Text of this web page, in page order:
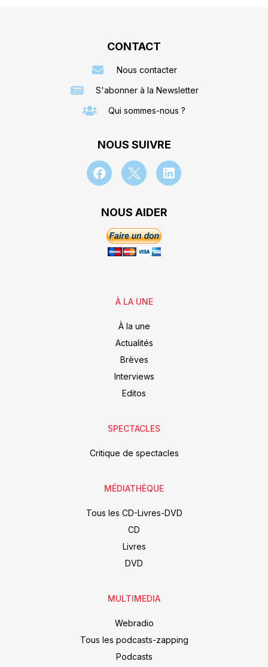
CONTACT
Nous contacter
S'abonner à la Newsletter
Qui sommes-nous ?
NOUS SUIVRE
NOUS AIDER
À LA UNE
À la une
Actualités
Brèves
Interviews
Editos
SPECTACLES
Critique de spectacles
MÉDIATHÈQUE
Tous les CD-Livres-DVD
CD
Livres
DVD
MULTIMEDIA
Webradio
Tous les podcasts-zapping
Podcasts